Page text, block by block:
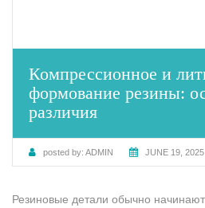
Компрессионное и
формование резины:
различия
posted by: ADMIN JUNE 19, 2025
Резиновые детали обычно